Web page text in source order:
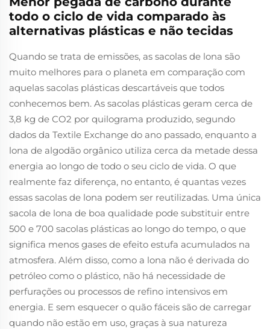
todo o ciclo de vida comparado às
alternativas plásticas e não tecidas
Quando se trata de emissões, as sacolas de lona são
muito melhores para o planeta em comparação com
aquelas sacolas plásticas descartáveis que todos
conhecemos bem. As sacolas plásticas geram cerca de
3,8 kg de CO2 por quilograma produzido, segundo
dados da Textile Exchange do ano passado, enquanto a
lona de algodão orgânico utiliza cerca da metade dessa
energia ao longo de todo o seu ciclo de vida. O que
realmente faz diferença, no entanto, é quantas vezes
essas sacolas de lona podem ser reutilizadas. Uma única
sacola de lona de boa qualidade pode substituir entre
500 e 700 sacolas plásticas ao longo do tempo, o que
significa menos gases de efeito estufa acumulados na
atmosfera. Além disso, como a lona não é derivada do
petróleo como o plástico, não há necessidade de
perfurações ou processos de refino intensivos em
energia. E sem esquecer o quão fáceis são de carregar
quando não estão em uso, graças à sua natureza